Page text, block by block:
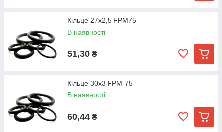
Кільце 27х2,5 FPM75
В наявності
51,30 ₴
Кільце 30х3 FPM-75
В наявності
60,44 ₴